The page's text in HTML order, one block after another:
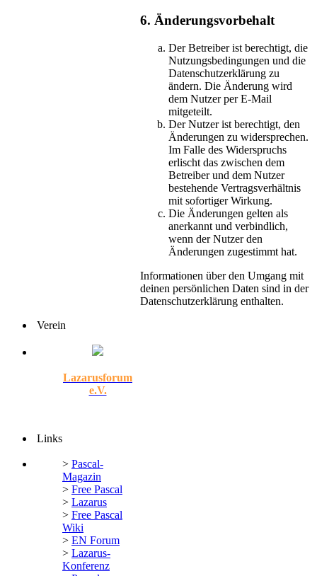
6. Änderungsvorbehalt
Der Betreiber ist berechtigt, die
Nutzungsbedingungen und die
Datenschutzerklärung zu
ändern. Die Änderung wird
dem Nutzer per E-Mail
mitgeteilt.
Der Nutzer ist berechtigt, den
Änderungen zu widersprechen.
Im Falle des Widerspruchs
erlischt das zwischen dem
Betreiber und dem Nutzer
bestehende Vertragsverhältnis
mit sofortiger Wirkung.
Die Änderungen gelten als
anerkannt und verbindlich,
wenn der Nutzer den
Änderungen zugestimmt hat.
Informationen über den Umgang mit
deinen persönlichen Daten sind in der
Datenschutzerklärung enthalten.
Verein
Lazarusforum
e.V.
Links
> Pascal-
Magazin
> Free Pascal
> Lazarus
> Free Pascal
Wiki
> EN Forum
> Lazarus-
Konferenz